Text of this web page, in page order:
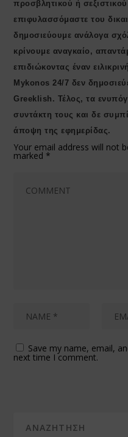
προσβλητικού ή
επιφυλασσόμαστε του
δημοσιεύουμε ανάλογα
κρίνουμε αναγκαίο,
επιδιώκοντας έναν
Μykonos 24/7 δεν
Greeklish. Τέλος, τα
συντάκτη τους και δε
άποψη της εφημερίδας.
Your email address will not
marked *
Save my name, email,
next time I comment.